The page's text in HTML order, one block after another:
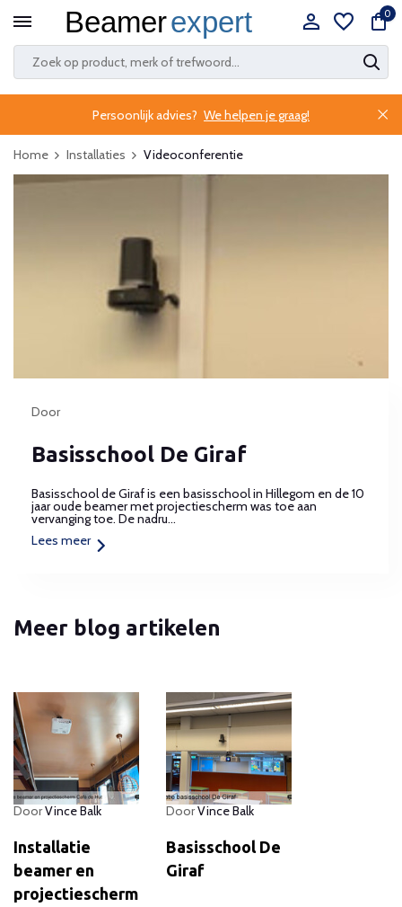
0
Persoonlijk advies? We helpen je graag!
Home Installaties Videoconferentie
Door
Basisschool De Giraf
Basisschool de Giraf is een basisschool in Hillegom en de 10
jaar oude beamer met projectiescherm was toe aan
vervanging toe. De nadru...
Lees meer
Meer blog artikelen
DoorVince Balk
Installatie
beamer en
projectiescherm
DoorVince Balk
Basisschool De
Giraf